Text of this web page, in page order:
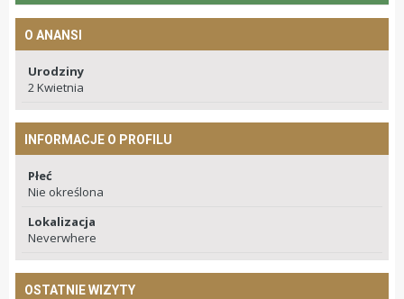
O ANANSI
Urodziny
2 Kwietnia
INFORMACJE O PROFILU
Płeć
Nie określona
Lokalizacja
Neverwhere
OSTATNIE WIZYTY